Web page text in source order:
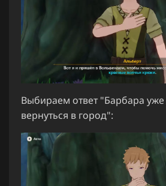
Выбираем ответ "Барбара уже
вернуться в город":